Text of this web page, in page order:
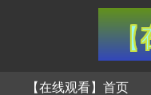
【在线观看】首页